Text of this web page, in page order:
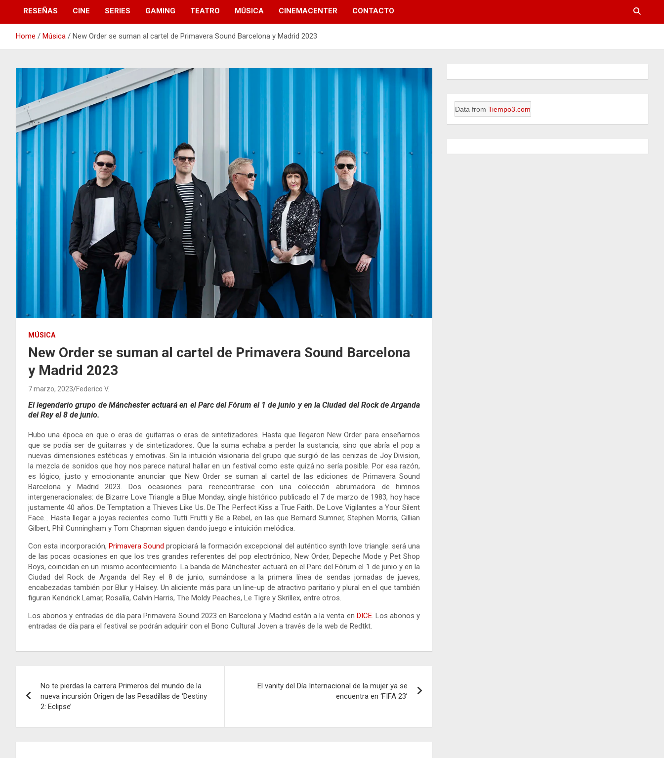
RESEÑAS CINE SERIES GAMING TEATRO MÚSICA CINEMACENTER CONTACTO
Home Música New Order se suman al cartel de Primavera Sound Barcelona y Madrid 2023
MÚSICA
New Order se suman al cartel de Primavera Sound Barcelona
y Madrid 2023
7 marzo, 2023 Federico V.
El legendario grupo de Mánchester actuará en el Parc del Fòrum el 1 de junio y en la Ciudad del Rock de Arganda
del Rey el 8 de junio.
Hubo una época en que o eras de guitarras o eras de sintetizadores. Hasta que llegaron New Order para enseñarnos
que se podía ser de guitarras y de sintetizadores. Que la suma echaba a perder la sustancia, sino que abría el pop a
nuevas dimensiones estéticas y emotivas. Sin la intuición visionaria del grupo que surgió de las cenizas de Joy Division,
la mezcla de sonidos que hoy nos parece natural hallar en un festival como este quizá no sería posible. Por esa razón,
es lógico, justo y emocionante anunciar que New Order se suman al cartel de las ediciones de Primavera Sound
Barcelona y Madrid 2023. Dos ocasiones para reencontrarse con una colección abrumadora de himnos
intergeneracionales: de Bizarre Love Triangle a Blue Monday, single histórico publicado el 7 de marzo de 1983, hoy hace
justamente 40 años. De Temptation a Thieves Like Us. De The Perfect Kiss a True Faith. De Love Vigilantes a Your Silent
Face… Hasta llegar a joyas recientes como Tutti Frutti y Be a Rebel, en las que Bernard Sumner, Stephen Morris, Gillian
Gilbert, Phil Cunningham y Tom Chapman siguen dando juego e intuición melódica.
Con esta incorporación, Primavera Sound propiciará la formación excepcional del auténtico synth love triangle: será una
de las pocas ocasiones en que los tres grandes referentes del pop electrónico, New Order, Depeche Mode y Pet Shop
Boys, coincidan en un mismo acontecimiento. La banda de Mánchester actuará en el Parc del Fòrum el 1 de junio y en la
Ciudad del Rock de Arganda del Rey el 8 de junio, sumándose a la primera línea de sendas jornadas de jueves,
encabezadas también por Blur y Halsey. Un aliciente más para un line-up de atractivo paritario y plural en el que también
figuran Kendrick Lamar, Rosalía, Calvin Harris, The Moldy Peaches, Le Tigre y Skrillex, entre otros.
Los abonos y entradas de día para Primavera Sound 2023 en Barcelona y Madrid están a la venta en DICE. Los abonos y
entradas de día para el festival se podrán adquirir con el Bono Cultural Joven a través de la web de Redtkt.
de
entradas
No te pierdas la carrera Primeros del mundo de la
nueva incursión Origen de las Pesadillas de ‘Destiny
2: Eclipse’
El vanity del Día Internacional de la mujer ya se
encuentra en ‘FIFA 23’
Data fromTiempo3.com